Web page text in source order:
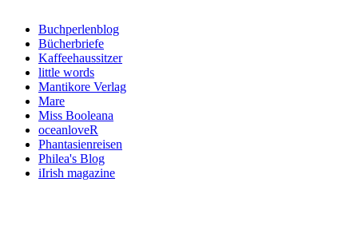
Buchperlenblog
Bücherbriefe
Kaffeehaussitzer
little words
Mantikore Verlag
Mare
Miss Booleana
oceanloveR
Phantasienreisen
Philea's Blog
iIrish magazine